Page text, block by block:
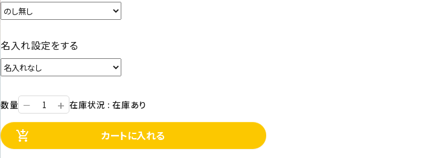
名入れ設定をする
数量 ー + 在庫状況 : 在庫あり
add_shopping_cart カートに入れる